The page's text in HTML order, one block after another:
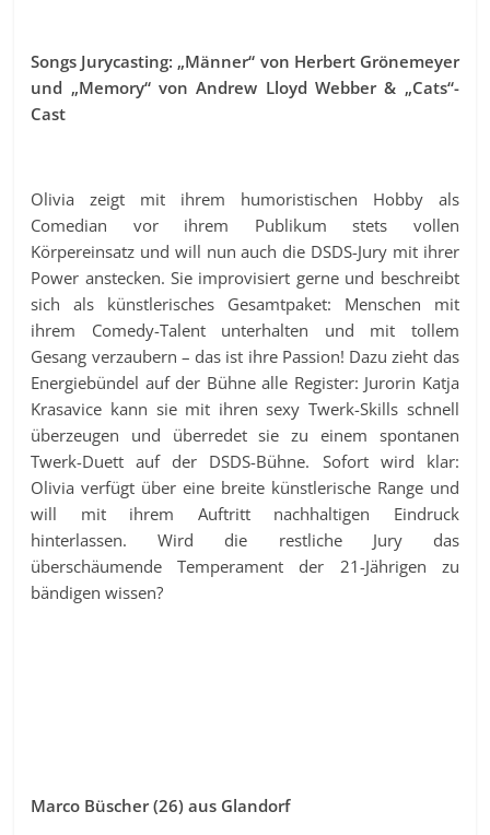
Songs Jurycasting: „Männer“ von Herbert Grönemeyer
und „Memory“ von Andrew Lloyd Webber & „Cats“-
Cast
Olivia zeigt mit ihrem humoristischen Hobby als
Comedian vor ihrem Publikum stets vollen
Körpereinsatz und will nun auch die DSDS-Jury mit ihrer
Power anstecken. Sie improvisiert gerne und beschreibt
sich als künstlerisches Gesamtpaket: Menschen mit
ihrem Comedy-Talent unterhalten und mit tollem
Gesang verzaubern – das ist ihre Passion! Dazu zieht das
Energiebündel auf der Bühne alle Register: Jurorin Katja
Krasavice kann sie mit ihren sexy Twerk-Skills schnell
überzeugen und überredet sie zu einem spontanen
Twerk-Duett auf der DSDS-Bühne. Sofort wird klar:
Olivia verfügt über eine breite künstlerische Range und
will mit ihrem Auftritt nachhaltigen Eindruck
hinterlassen. Wird die restliche Jury das
überschäumende Temperament der 21-Jährigen zu
bändigen wissen?
Marco Büscher (26) aus Glandorf